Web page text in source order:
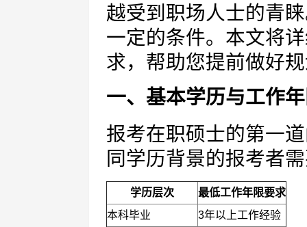
越受到职场人士的青
一定的条件。本文将
求，帮助您提前做好
一、基本学历与工作
报考在职硕士的第一
同学历背景的报考者
学历层次
最低工作年限要求
本科毕业
3年以上工作经验